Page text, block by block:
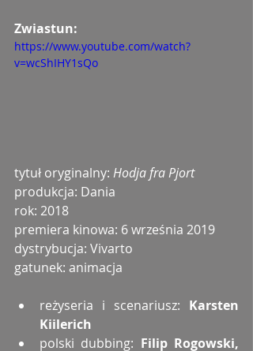
Zwiastun:
https://www.youtube.com/watch?
v=wcShIHY1sQo
tytuł oryginalny: Hodja fra Pjort
produkcja: Dania
rok: 2018
premiera kinowa: 6 września 2019
dystrybucja: Vivarto
gatunek: animacja
reżyseria i scenariusz: Karsten
Kiilerich
polski dubbing: Filip Rogowski,